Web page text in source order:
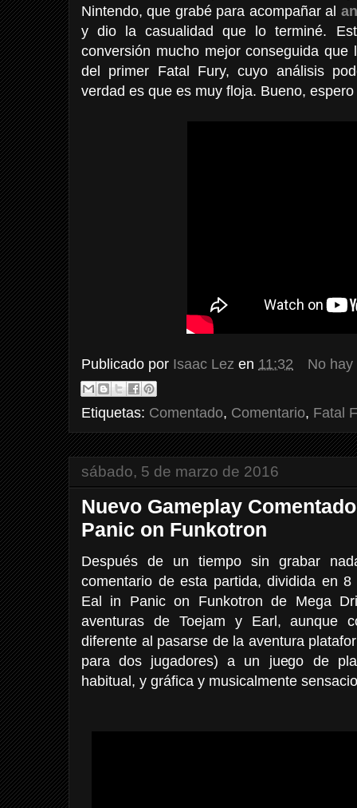
Nintendo, que grabé para acompañar al
y dio la casualidad que lo terminé.
conversión mucho mejor conseguida
del primer Fatal Fury, cuyo análisis
verdad es que es muy floja. Bueno,
Publicado por Isaac Lez en 11:32 No
Etiquetas: Comentado, Comentario, Fatal
sábado, 5 de marzo de 2016
Nuevo Gameplay
Panic on Funkotron
Después de un tiempo sin grabar
comentario de esta partida, dividida en
Eal in Panic on Funkotron de Mega
aventuras de Toejam y Earl, aunque
diferente al pasarse de la aventura
para dos jugadores) a un juego de
habitual, y gráfica y musicalmente